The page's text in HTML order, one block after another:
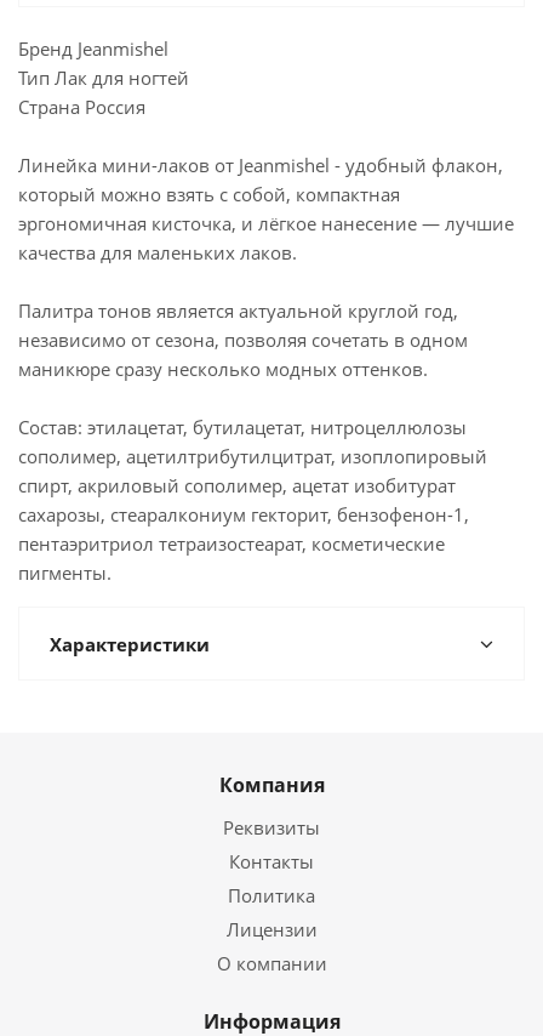
Бренд Jeanmishel
Тип Лак для ногтей
Страна Россия
Линейка мини-лаков от Jeanmishel - удобный флакон,
который можно взять с собой, компактная
эргономичная кисточка, и лёгкое нанесение — лучшие
качества для маленьких лаков.
Палитра тонов является актуальной круглой год,
независимо от сезона, позволяя сочетать в одном
маникюре сразу несколько модных оттенков.
Состав: этилацетат, бутилацетат, нитроцеллюлозы
сополимер, ацетилтрибутилцитрат, изоплопировый
спирт, акриловый сополимер, ацетат изобитурат
сахарозы, стеаралкониум гекторит, бензофенон-1,
пентаэритриол тетраизостеарат, косметические
пигменты.
Характеристики
Компания
Реквизиты
Контакты
Политика
Лицензии
О компании
Информация